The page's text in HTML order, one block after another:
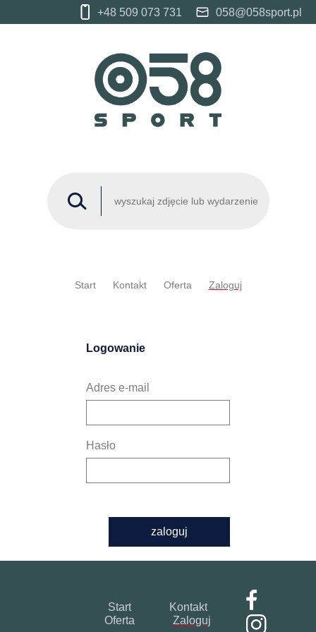
+48 509 073 731 058@058sport.pl
Start Kontakt Oferta Zaloguj
Logowanie
Adres e-mail
Hasło
zaloguj
Start
Kontakt
Oferta
Zaloguj